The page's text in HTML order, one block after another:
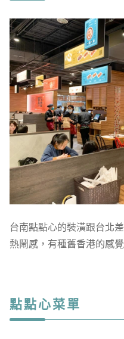
台南點點心的裝潢跟台北
熱鬧感，有種舊香港的感
點點心菜單